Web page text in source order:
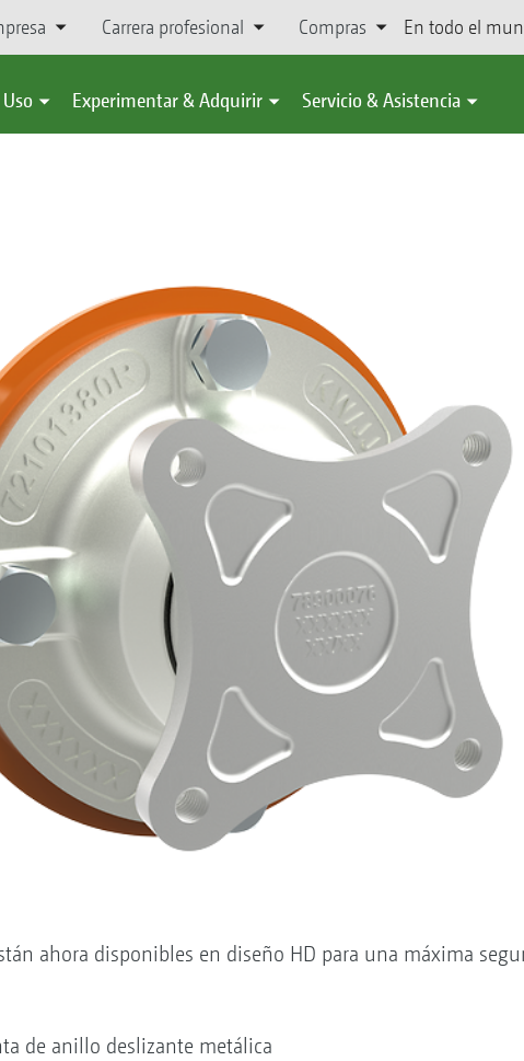
Carrera profesional Compras En todo el
Experimentar & Adquirir Servicio & Asistencia
ahora disponibles en diseño HD para una máxima
de anillo deslizante metálica